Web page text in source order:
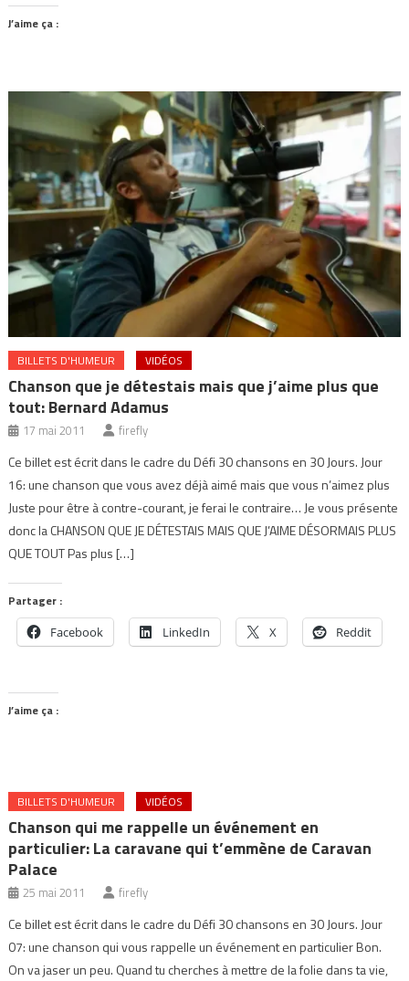
J’aime ça :
BILLETS D'HUMEUR VIDÉOS
Chanson que je détestais mais que j’aime plus que
tout: Bernard Adamus
17 mai 2011 firefly
Ce billet est écrit dans le cadre du Défi 30 chansons en 30 Jours. Jour
16: une chanson que vous avez déjà aimé mais que vous n’aimez plus
Juste pour être à contre-courant, je ferai le contraire… Je vous présente
donc la CHANSON QUE JE DÉTESTAIS MAIS QUE J’AIME DÉSORMAIS PLUS
QUE TOUT Pas plus […]
Partager :
Facebook LinkedIn X Reddit
J’aime ça :
BILLETS D'HUMEUR VIDÉOS
Chanson qui me rappelle un événement en
particulier: La caravane qui t’emmène de Caravan
Palace
25 mai 2011 firefly
Ce billet est écrit dans le cadre du Défi 30 chansons en 30 Jours. Jour
07: une chanson qui vous rappelle un événement en particulier Bon.
On va jaser un peu. Quand tu cherches à mettre de la folie dans ta vie,